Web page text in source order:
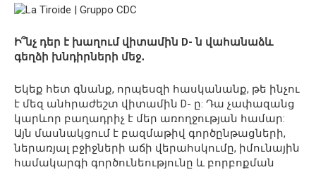
Ի՞նչ դեր է խաղում վիտամին D- ն վահանաձև
գեղձի խնդիրների մեջ․
Եկեք հետ գնանք, որպեսզի հասկանանք, թե ինչու
է մեզ անհրաժեշտ վիտամին D- ը: Դա չափազանց
կարևոր բաղադրիչ է մեր առողջության համար:
Այն մասնակցում է բազմաթիվ գործընթացների,
ներառյալ բջիջների աճի վերահսկումը, իմունային
համակարգի գործունեությունը և բորբոքման